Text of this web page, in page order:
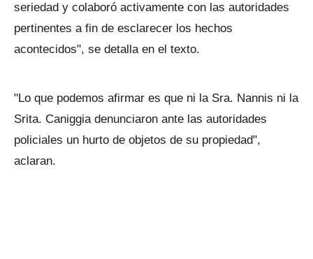
seriedad y colaboró activamente con las autoridades
pertinentes a fin de esclarecer los hechos
acontecidos", se detalla en el texto.
"Lo que podemos afirmar es que ni la Sra. Nannis ni la
Srita. Caniggia denunciaron ante las autoridades
policiales un hurto de objetos de su propiedad",
aclaran.